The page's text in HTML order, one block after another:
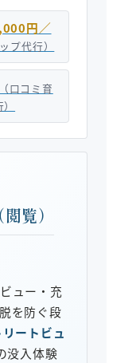
円／
プ代行）
（口コミ育
覧）
ュー・充
を防ぐ段
ートビュ
没入体験